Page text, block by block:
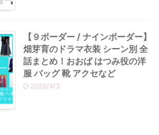
【９ボーダー / ナインボーダー】
畑芽育のドラマ衣装 シーン別 全
話まとめ！おおば はつみ役の洋
服 バッグ 靴 アクセなど
2026/4/3